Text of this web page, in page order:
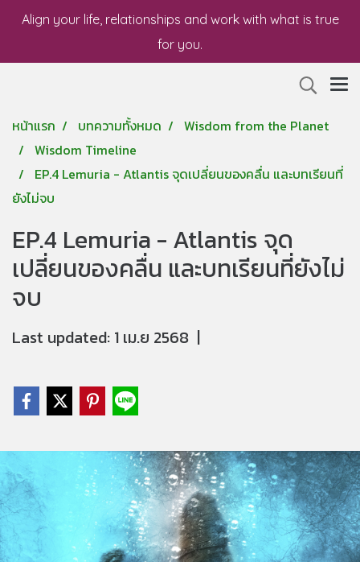
Align your life, relationships and work with what is true
for you.
หน้าแรก บทความทั้งหมด
Wisdom from the Planet
Wisdom Timeline
EP.4 Lemuria - Atlantis จุดเปลี่ยนของคลื่น และบทเรียนที่
ยังไม่จบ
EP.4 Lemuria - Atlantis จุด
เปลี่ยนของคลื่น และบทเรียนที่ยังไม่
จบ
Last updated: 1 เม.ย 2568 |